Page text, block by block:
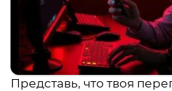
Представь, что твоя